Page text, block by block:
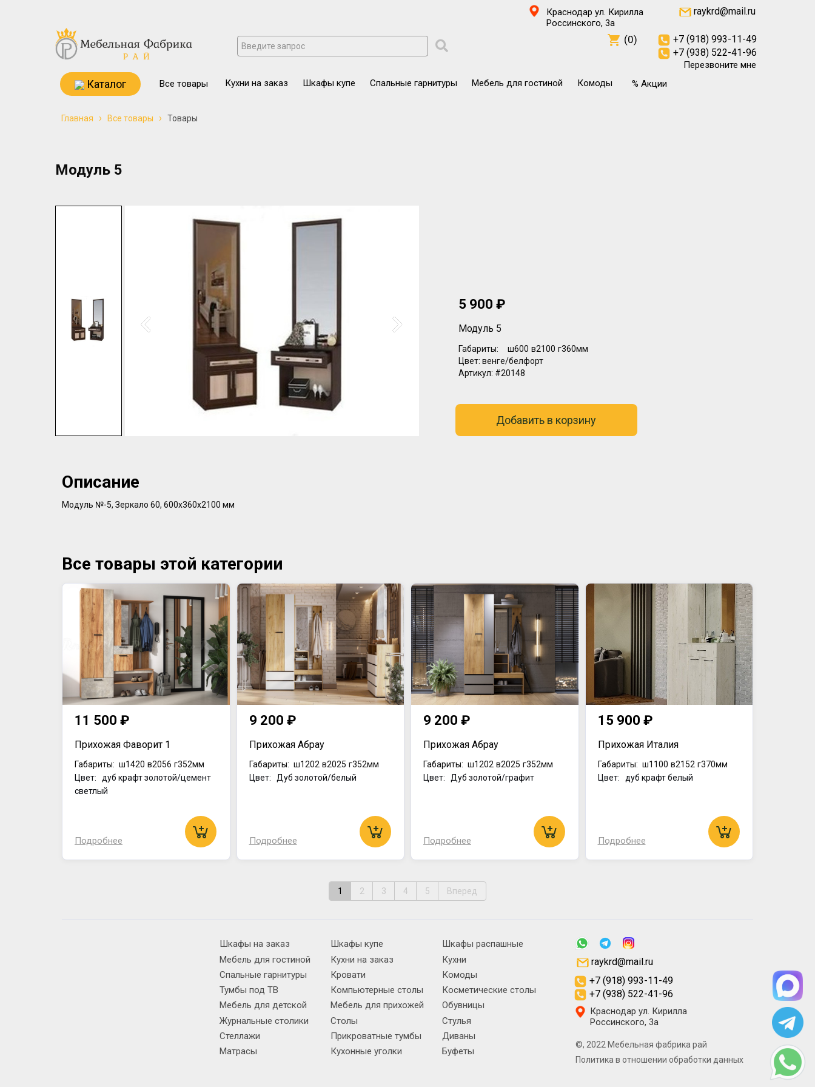
Краснодар ул. Кирилла
Россинского, 3а
raykrd@mail.ru
Перезвоните мне
Кухни на заказ
Шкафы купе Спальные гарнитуры Мебель для гостиной Комоды
Все товары % Акции
Каталог
(0)
+7 (918) 993-11-49
+7 (938) 522-41-96
Главная › Все товары › Товары
Модуль 5
5 900 ₽
Модуль 5
Габариты: ш600 в2100 г360мм
Цвет: венге/белфорт
Артикул: #20148
Добавить в корзину
Описание
Модуль №-5, Зеркало 60, 600х360х2100 мм
Все товары этой категории
11 500 ₽
Прихожая Фаворит 1
Габариты: ш1420 в2056 г352мм
Цвет: дуб крафт золотой/цемент
светлый
Подробнее
9 200 ₽
Прихожая Абрау
Габариты: ш1202 в2025 г352мм
Цвет: Дуб золотой/белый
Подробнее
9 200 ₽
Прихожая Абрау
Габариты: ш1202 в2025 г352мм
Цвет: Дуб золотой/графит
Подробнее
15 900 ₽
Прихожая Италия
Габариты: ш1100 в2152 г370мм
Цвет: дуб крафт белый
Подробнее
1 2 3 4 5 Вперед
©, 2022 Мебельная фабрика рай
Политика в отношении обработки данных
Краснодар ул. Кирилла
Россинского, 3а
Шкафы на заказ Шкафы купе
Шкафы распашные
Мебель для гостиной
Кухни на заказ
Кухни
Спальные гарнитуры
Кровати
Комоды
Тумбы под ТВ
Компьютерные столы
Косметические столы
Мебель для детской
Мебель для прихожей
Обувницы
Журнальные столики
Столы
Стулья
Стеллажи
Прикроватные тумбы
Диваны
Матрасы
Кухонные уголки Буфеты
+7 (918) 993-11-49
+7 (938) 522-41-96
raykrd@mail.ru